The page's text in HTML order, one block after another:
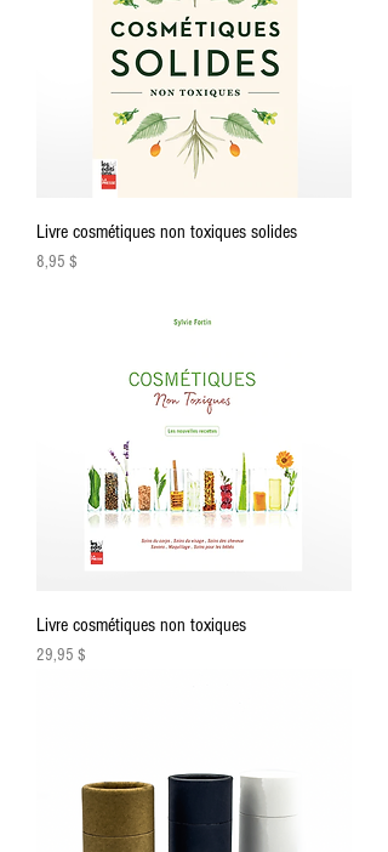
Livre cosmétiques non toxiques solides
Prix
8,95 $
Livre cosmétiques non toxiques
Prix
29,95 $